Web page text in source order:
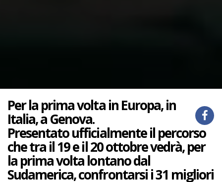
Per la prima volta in Europa, in
Italia, a Genova.
Presentato ufficialmente il percorso
che tra il 19 e il 20 ottobre vedrà, per
la prima volta lontano dal
Sudamerica, confrontarsi i 31 migliori